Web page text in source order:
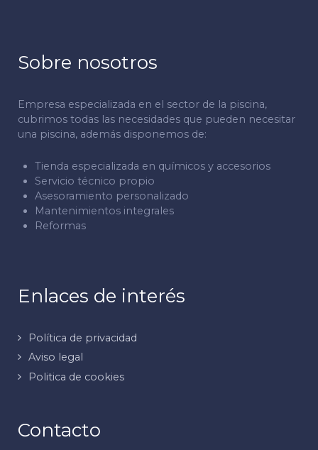
Sobre nosotros
Empresa especializada en el sector de la piscina,
cubrimos todas las necesidades que pueden necesitar
una piscina, además disponemos de:
Tienda especializada en químicos y accesorios
Servicio técnico propio
Asesoramiento personalizado
Mantenimientos integrales
Reformas
Enlaces de interés
Política de privacidad
Aviso legal
Politica de cookies
Contacto